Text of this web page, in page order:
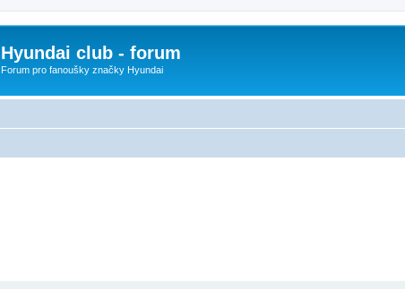
Hyundai club - forum
Forum pro fanoušky značky Hyundai